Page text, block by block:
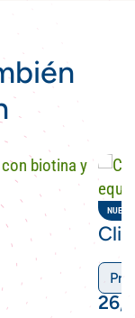
NUEVO